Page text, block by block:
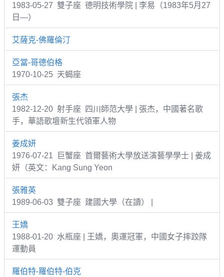
1983-05-27 雙子座 德明技術學院 | 李易（1983年5月27
日—）
艾薩克-佛羅倫汀
亞當-哥德伯格
1970-10-25 天蝎座
張杰
1982-12-20 射手座 四川師范大學 | 張杰，中國著名歌
手，華語歌壇新生代領軍人物
姜成妍
1976-07-21 巨蟹座 首爾藝術大學放送演藝學學士 | 姜成
妍（英文：Kang Sung Yeon
張雅英
1989-06-03 雙子座 建國大學（在讀） |
王嬌
1988-01-20 水瓶座 | 王嬌，奧運冠軍，中國女子摔跤隊
運動員
羅伯特-羅伯特-伯克